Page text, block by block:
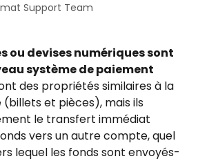
Support Team
ou devises numériques sont
système de paiement
des propriétés similaires à la
(billets et pièces), mais ils
le transfert immédiat
vers un autre compte, quel
lequel les fonds sont envoyés-